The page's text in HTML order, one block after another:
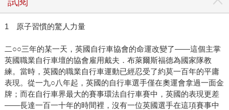
1 原子習慣的驚人力量
二○○三年的某一天，英國自行車協會的命運改變了——這個主掌
英國職業自行車壇的協會雇用戴夫．布萊爾斯福德為國家隊教
練。當時，英國的職業自行車運動已經忍受了約莫一百年的平庸
表現。從一九○八年起，英國的自行車選手僅在奧運會拿過一面金
牌；而在自行車界最大的賽事環法自行車賽中，英國的表現更差
——長達一百一十年的時間裡，沒有一位英國選手在這項賽事中